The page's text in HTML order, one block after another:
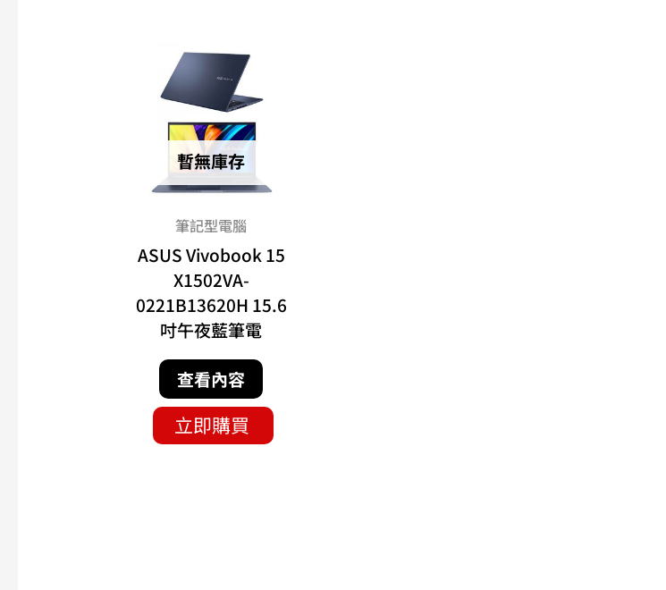
暫無庫存
筆記型電腦
ASUS Vivobook 15
X1502VA-
0221B13620H 15.6
吋午夜藍筆電
查看內容
立即購買